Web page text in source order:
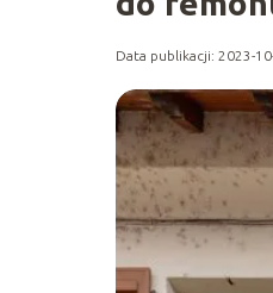
Data publikacji: 2023-